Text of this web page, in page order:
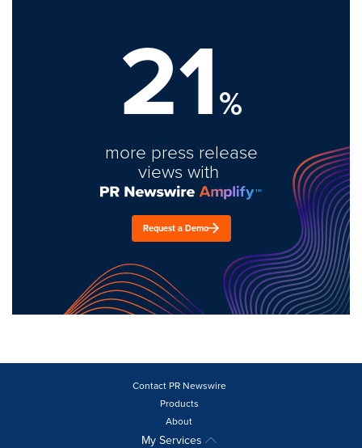
21%
more press release
views with
Request a Demo
Contact PR Newswire
Products
About
My Services